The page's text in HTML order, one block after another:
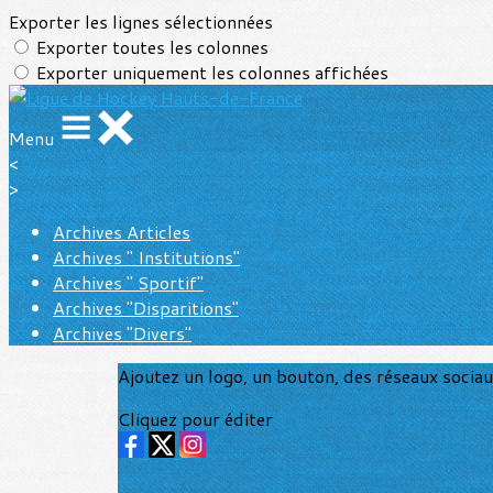
Exporter les lignes sélectionnées
Exporter toutes les colonnes
Exporter uniquement les colonnes affichées
Menu
<
>
Archives Articles
Archives " Institutions"
Archives " Sportif"
Archives "Disparitions"
Archives "Divers"
Ajoutez un logo, un bouton, des réseaux
Cliquez pour éditer